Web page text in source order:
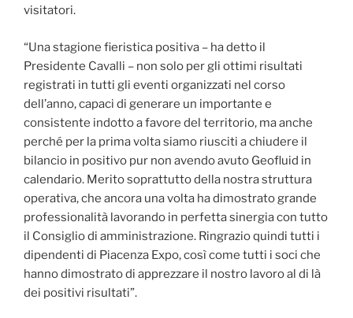
visitatori.
“Una stagione fieristica positiva – ha detto il
Presidente Cavalli – non solo per gli ottimi risultati
registrati in tutti gli eventi organizzati nel corso
dell’anno, capaci di generare un importante e
consistente indotto a favore del territorio, ma anche
perché per la prima volta siamo riusciti a chiudere il
bilancio in positivo pur non avendo avuto Geofluid in
calendario. Merito soprattutto della nostra struttura
operativa, che ancora una volta ha dimostrato grande
professionalità lavorando in perfetta sinergia con tutto
il Consiglio di amministrazione. Ringrazio quindi tutti i
dipendenti di Piacenza Expo, così come tutti i soci che
hanno dimostrato di apprezzare il nostro lavoro al di là
dei positivi risultati”.